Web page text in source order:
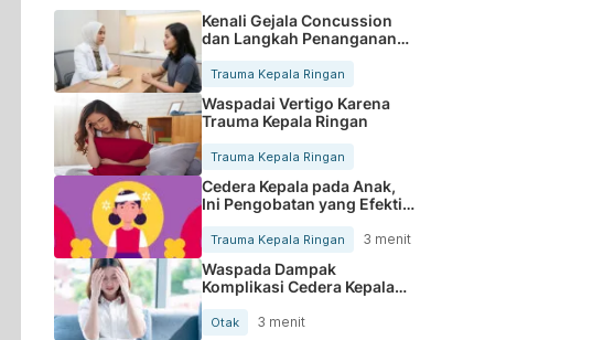
Kenali Gejala Concussion
dan Langkah Penanganan
Trauma Kepala Ringan
Waspadai Vertigo Karena
Trauma Kepala Ringan
Trauma Kepala Ringan
Cedera Kepala pada Anak,
Ini Pengobatan yang Efektif
Trauma Kepala Ringan 3 menit
Waspada Dampak
Komplikasi Cedera Kepala
Akibat KDRT
Otak 3 menit